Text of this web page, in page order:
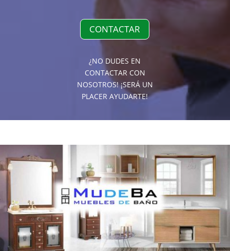
CONTACTAR
¿NO DUDES EN
CONTACTAR CON
NOSOTROS! ¡SERÁ UN
PLACER AYUDARTE!